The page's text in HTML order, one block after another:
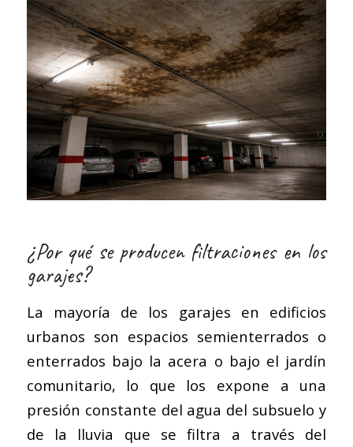
¿Por qué se producen filtraciones en los
garajes?
La mayoría de los garajes en edificios
urbanos son espacios semienterrados o
enterrados bajo la acera o bajo el jardín
comunitario, lo que los expone a una
presión constante del agua del subsuelo y
de la lluvia que se filtra a través del